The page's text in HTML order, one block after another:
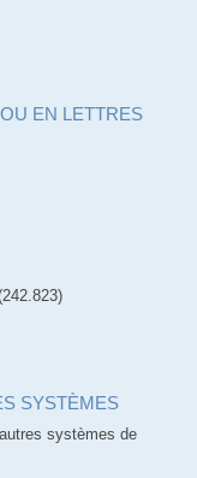
EN LETTRES
SYSTÈMES
systèmes de